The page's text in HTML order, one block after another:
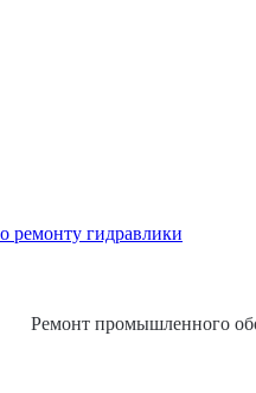
Ремонт промышленного